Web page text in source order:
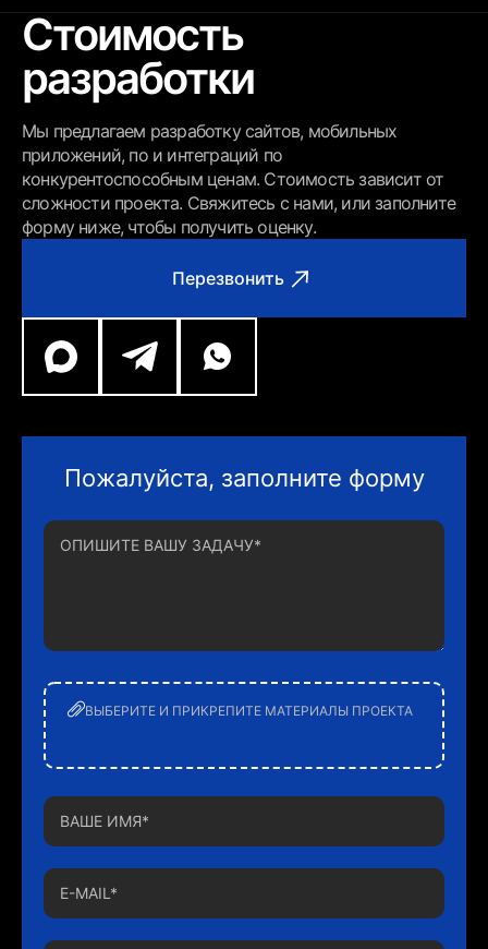
Перезвонить
Стоимость
разработки
Мы предлагаем разработку сайтов, мобильных
приложений, по и интеграций по
конкурентоспособным ценам. Стоимость зависит от
сложности проекта. Свяжитесь с нами, или заполните
форму ниже, чтобы получить оценку.
Пожалуйста, заполните форму
ВЫБЕРИТЕ И ПРИКРЕПИТЕ МАТЕРИАЛЫ ПРОЕКТА